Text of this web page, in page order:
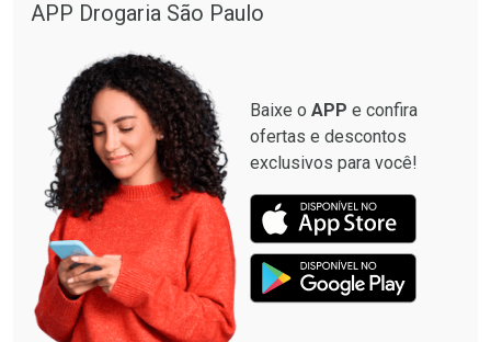
APP Drogaria São Paulo
Baixe o APP e confira
ofertas e descontos
exclusivos para você!